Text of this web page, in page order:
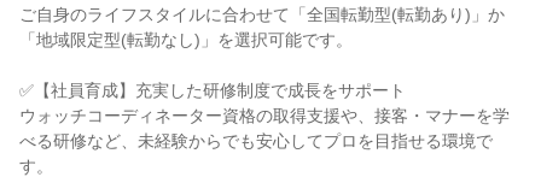
ご自身のライフスタイルに合わせて「全国転勤型(転勤あり)」か
「地域限定型(転勤なし)」を選択可能です。
✅【社員育成】充実した研修制度で成長をサポート
ウォッチコーディネーター資格の取得支援や、接客・マナーを学
べる研修など、未経験からでも安心してプロを目指せる環境で
す。